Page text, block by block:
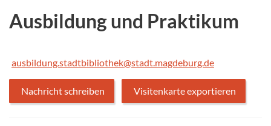
Ausbildung und Praktikum
ausbildung.stadtbibliothek@stadt.magdeburg.de
Nachricht schreiben Visitenkarte exportieren